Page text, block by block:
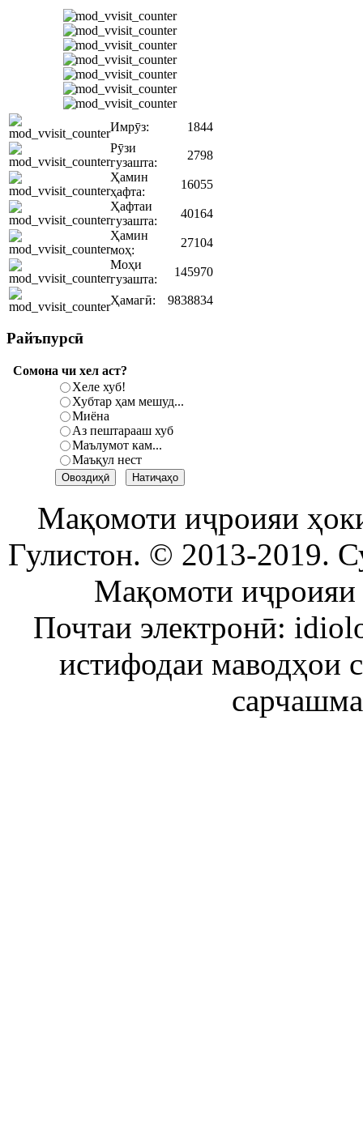
Имрӯз:
1844
Рӯзи
гузашта:
2798
Ҳамин
ҳафта:
16055
Ҳафтаи
гузашта:
40164
Ҳамин
моҳ:
27104
Моҳи
гузашта:
145970
Ҳамагӣ: 9838834
Райъпурсӣ
Сомона чи хел аст?
Хеле хуб!
Хубтар ҳам мешуд...
Миёна
Аз пештарааш хуб
Маълумот кам...
Маъқул нест
Мақомоти иҷроияи
Гулистон. © 2013-2019.
Мақомоти иҷроияи
Почтаи электронӣ:
истифодаи маводҳои